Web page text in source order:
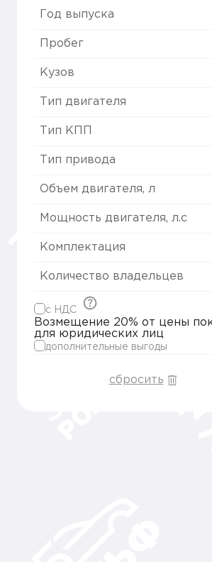
Год выпуска
Пробег
Кузов
Тип двигателя
Тип КПП
Тип привода
Объем двигателя, л
Мощность двигателя, л.с
Комплектация
Количество владельцев
c НДС
Возмещение 20% от цены
для юридических лиц
дополнительные выгоды
сбросить